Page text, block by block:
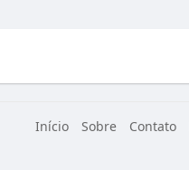
Início Sobre Contato